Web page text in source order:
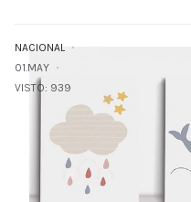
NACIONAL
01.MAY
VISTO: 939